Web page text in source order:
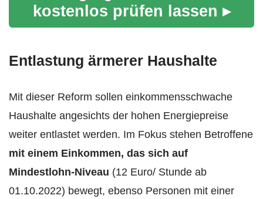
kostenlos prüfen lassen ▸
Entlastung ärmerer Haushalte
Mit dieser Reform sollen einkommensschwache
Haushalte angesichts der hohen Energiepreise
weiter entlastet werden. Im Fokus stehen Betroffene
mit einem Einkommen, das sich auf
Mindestlohn-Niveau (12 Euro/ Stunde ab
01.10.2022) bewegt, ebenso Personen mit einer